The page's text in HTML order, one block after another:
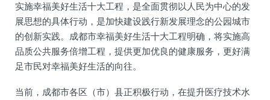
实施幸福美好生活十大工程，是全面贯彻以人民为中心的发
展思想的具体行动，是加快建设践行新发展理念的公园城市
的创新实践。成都市幸福美好生活十大工程明确，将实施高
品质公共服务倍增工程，提供更加优良的健康服务，更好满
足市民对幸福美好生活的向往。
当前，成都市各区（市）县正积极行动，在提升医疗技术水